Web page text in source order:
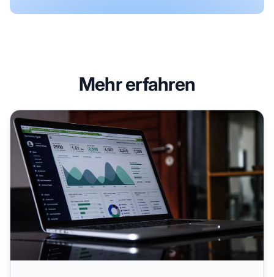
Mehr erfahren
Wie Sie eine SEO-Affiliate-Marketing-Strategie erstellen